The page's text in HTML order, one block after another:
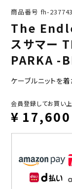
商品番号 fh-
The
スサマー
PARKA -
ケーブルニットを
会員登録してお買い
¥ 17,600